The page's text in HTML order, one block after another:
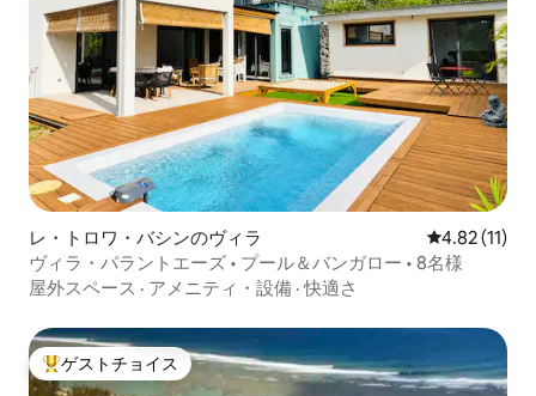
レ・トロワ・バシンのヴィラ レビュー11
4.82 (11)
ヴィラ・パラントエーズ • プール＆バンガロー • 8名様
屋外スペース · アメニティ・設備 ·快適さ
大好評のゲストチョイスです。
ゲストチョイス